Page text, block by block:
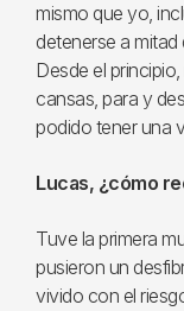
mismo que yo,
detenerse a mitad
Desde el
cansas, para y
podido tener una
Lucas, ¿cómo
Tuve la primera
pusieron un
vivido con el